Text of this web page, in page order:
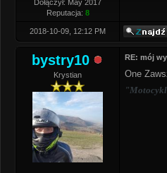
Dołączył: May 2017
Reputacja: 8
2018-10-09, 12:12 PM
bystry10
Krystian
RE: mój
One
"Motocykl